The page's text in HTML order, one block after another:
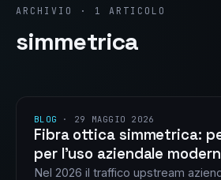
ARCHIVIO · 1 ARTICOLO
simmetrica
BLOG · 29 MAGGIO 2026
Fibra ottica simmetrica:
per l’uso aziendale
Nel 2026 il traffico upstream